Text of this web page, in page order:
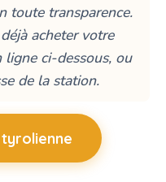
toute transparence.
acheter votre
ci-dessous, ou
de la station.